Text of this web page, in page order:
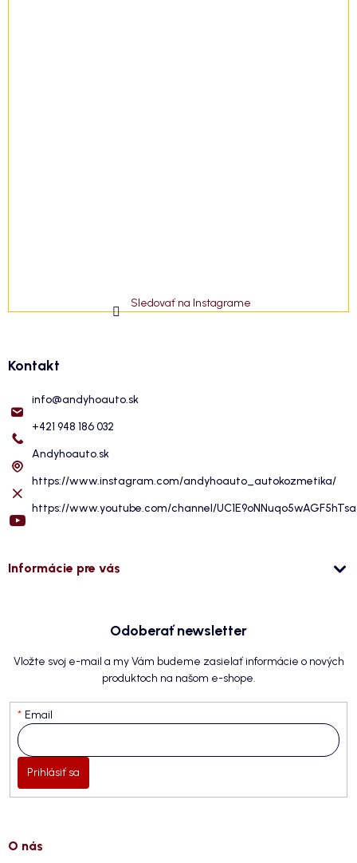
Sledovať na Instagrame
Kontakt
info@andyhoauto.sk
+421 948 186 032
Andyhoauto.sk
https://www.instagram.com/andyhoauto_autokozmetika/
https://www.youtube.com/channel/
Informácie pre vás
Odoberať newsletter
Vložte svoj e-mail a my Vám budeme zasielať informácie o nových
produktoch na našom e-shope.
Email
Prihlásiť sa
O nás